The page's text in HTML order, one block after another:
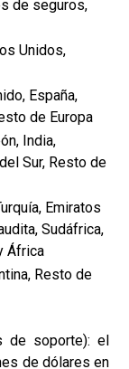
de seguros,
Unidos,
España,
de Europa
India,
Sur, Resto de
Emiratos
Sudáfrica,
África
Resto de
de soporte): el
de dólares en